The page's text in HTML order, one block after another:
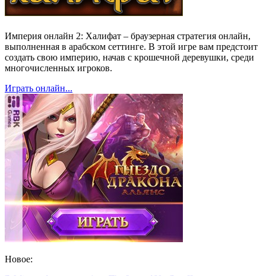
Империя онлайн 2: Халифат – браузерная стратегия онлайн,
выполненная в арабском сеттинге. В этой игре вам предстоит
создать свою империю, начав с крошечной деревушки, среди
многочисленных игроков.
Играть онлайн...
Новое: